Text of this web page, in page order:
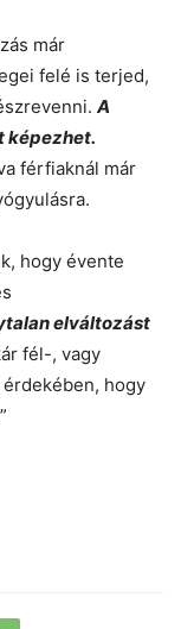
már
felé is terjed,
A
képezhet.
férfiaknál már
hogy évente
elváltozást
fél-, vagy
hogy